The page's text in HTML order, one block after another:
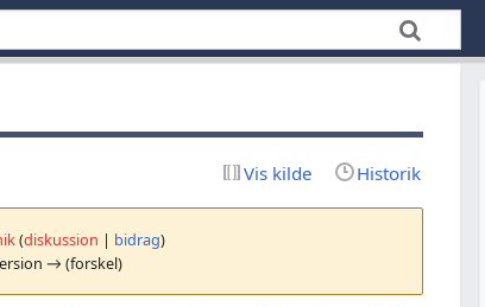
Vis kilde Historik
(diskussion | bidrag)
→ (forskel)